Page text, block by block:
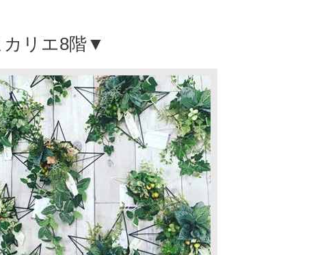
カリエ8階▼